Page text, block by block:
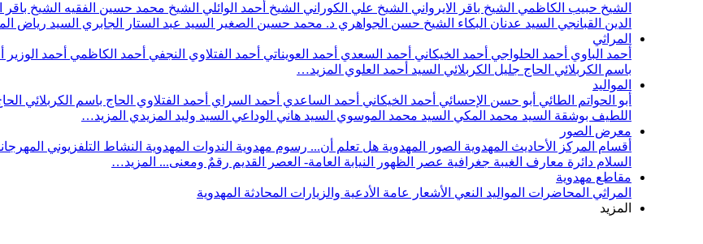
الشيخ حبيب الكاظمي الشيخ باقر الايرواني الشيخ علي الكوراني الشيخ أحمد الوائلي الشيخ محمد حسين الفقيه الشيخ
الدين القبانجي السيد عدنان البكاء الشيخ حسن الجواهري د. محمد حسين الصغير السيد عبد الستار الجابري السيد رياض
المراثي
أحمد الباوي أحمد الحلواجي أحمد الخيكاني أحمد السعدي أحمد العويناتي أحمد الفتلاوي النجفي أحمد الكاظمي أحمد الوزير
باسم الكربلائي الحاج جليل الكربلائي السيد أحمد العلوي المزيد…
المواليد
أبو الحواتم الطائي أبو حسن الإحسائي أحمد الخيكاني أحمد الساعدي أحمد السراي أحمد الفتلاوي الحاج باسم الكربلائي
اللطيف بوشقة السيد محمد المكي السيد محمد الموسوي السيد هاني الوداعي السيد وليد المزيدي المزيد…
معرض الصور
أقسام المركز
الأحاديث المهدوية الصور المهدوية هل تعلم أن... رسوم مهدوية الندوات المهدوية النشاط التلفزيوني
السلام دائرة معارف الغيبة جغرافية عصر الظهور النيابة العامة- العصر القديم رقمٌ ومعنى... المزيد…
مقاطع مهدوية
المراثي المحاضرات المواليد النعي الأشعار عامة الأدعية والزيارات المحادثة المهدوية
المزيد